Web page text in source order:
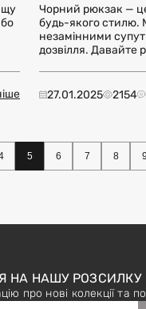
Чорний рюкзак —
будь-якого стилю.
незамінними
дозвілля. Давайте
27.01.2025 2154
5 6 7 8 9
НА НАШУ РОЗСИЛКУ
про нові колекції та